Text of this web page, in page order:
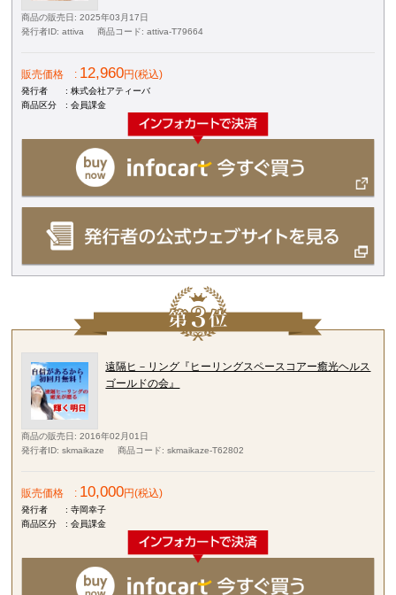
商品の販売日 : 2025年03月17日
発行者ID: attiva 商品コード: attiva-T79664
販売価格 : 12,960円(税込)
発行者
: 株式会社アティーバ
商品区分
: 会員課金
遠隔ヒ－リング『ヒーリングスペースコアー癒光ヘルス
ゴールドの会』
商品の販売日 : 2016年02月01日
発行者ID: skmaikaze 商品コード: skmaikaze-T62802
販売価格 : 10,000円(税込)
発行者
: 寺岡幸子
商品区分
: 会員課金